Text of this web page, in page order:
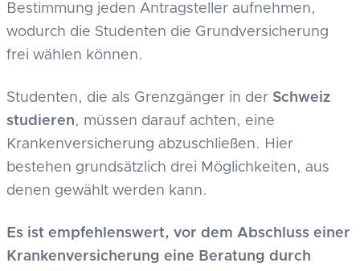
Bestimmung jeden Antragsteller aufnehmen,
wodurch die Studenten die Grundversicherung
frei wählen können.
Studenten, die als Grenzgänger in der Schweiz
studieren, müssen darauf achten, eine
Krankenversicherung abzuschließen. Hier
bestehen grundsätzlich drei Möglichkeiten, aus
denen gewählt werden kann.
Es ist empfehlenswert, vor dem Abschluss einer
Krankenversicherung eine Beratung durch